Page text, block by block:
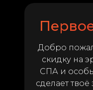
Добро
скидку на
СПА и
сделает